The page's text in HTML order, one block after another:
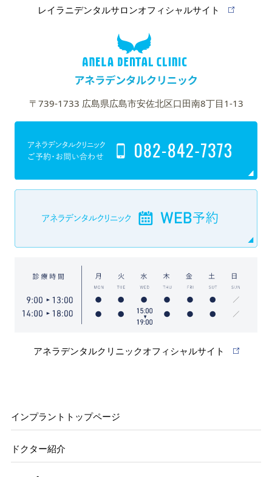
レイラニデンタルサロンオフィシャルサイト
〒739-1733 広島県広島市安佐北区口田南8丁目1-13
アネラデンタルクリニックオフィシャルサイト
インプラントトップページ
ドクター紹介